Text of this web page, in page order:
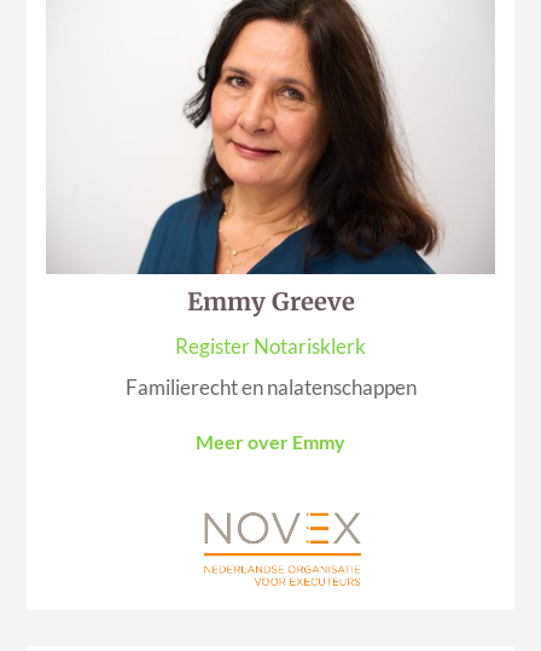
Emmy Greeve
Register Notarisklerk
Familierecht en nalatenschappen
Meer over Emmy